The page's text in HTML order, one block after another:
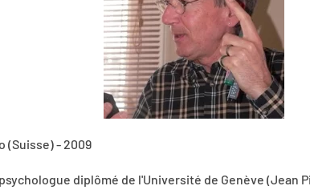
(Suisse) - 2009
diplômé de l'Université de Genève (Jean